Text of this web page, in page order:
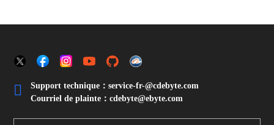

Support technique：service-fr-@cdebyte.com
Courriel de plainte：cdebyte@ebyte.com